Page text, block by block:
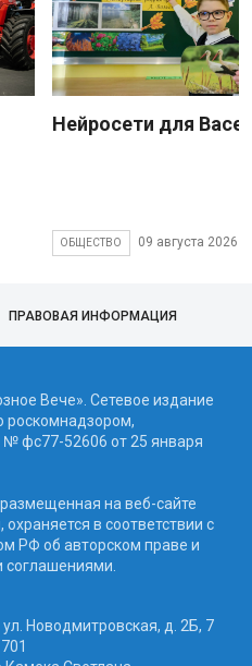
Нейросети для
ОБЩЕСТВО 09 августа 2026
ПРАВОВАЯ ИНФОРМАЦИЯ
Вече». Сетевое издание
роскомнадзором,
№ фc77-52606 от 25 января
на веб-сайте
в соответствии с
РФ об авторском праве и
Новодмитровская, д. 2Б, 7